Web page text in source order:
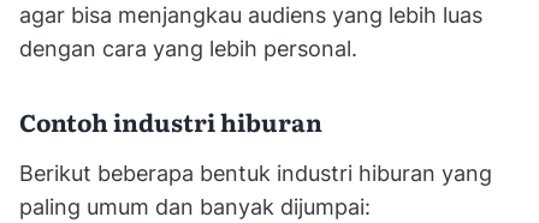
agar bisa menjangkau audiens yang lebih luas
dengan cara yang lebih personal.
Contoh industri hiburan
Berikut beberapa bentuk industri hiburan yang
paling umum dan banyak dijumpai: